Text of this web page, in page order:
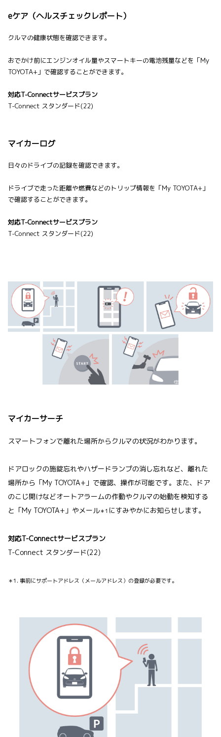
eケア（ヘルスチェックレポート）
クルマの健康状態を確認できます。
おでかけ前にエンジンオイル量やスマートキーの電池残量などを「My
TOYOTA+」で確認することができます。
対応T-Connectサービスプラン
T-Connect スタンダード(22)
マイカーログ
日々のドライブの記録を確認できます。
ドライブで走った距離や燃費などのトリップ情報を「My TOYOTA+」
で確認することができます。
対応T-Connectサービスプラン
T-Connect スタンダード(22)
マイカーサーチ
スマートフォンで離れた場所からクルマの状況がわかります。
ドアロックの施錠忘れやハザードランプの消し忘れなど、離れた
場所から「My TOYOTA+」で確認、操作が可能です。また、ドア
のこじ開けなどオートアラームの作動やクルマの始動を検知する
と「My TOYOTA+」やメール＊1 にすみやかにお知らせします。
対応T-Connectサービスプラン
T-Connect スタンダード(22)
＊1. 事前にサポートアドレス（メールアドレス）の登録が必要です。